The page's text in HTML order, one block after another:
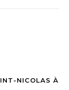
NICOLAS À